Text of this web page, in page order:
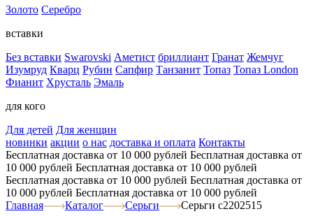
Золото Серебро
вставки
Без вставки Swarovski Аметист бриллиант Гранат Жемчуг
Изумруд Кварц Рубин Сапфир Танзанит Топаз Топаз London
Фианит Хрусталь Эмаль
для кого
Для детей Для женщин
новинки акции о нас доставка и оплата Контакты
Бесплатная доставка от 10 000 рублей Бесплатная доставка от
10 000 рублей Бесплатная доставка от 10 000 рублей
Бесплатная доставка от 10 000 рублей Бесплатная доставка от
10 000 рублей Бесплатная доставка от 10 000 рублей
Главная
Каталог Серьги Серьги с2202515